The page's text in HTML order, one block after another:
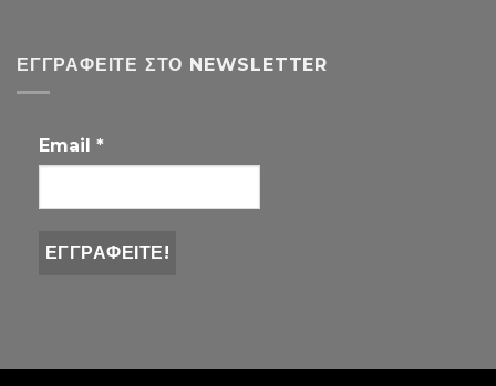
ΕΓΓΡΑΦΕΊΤΕ ΣΤΟ NEWSLETTER
Email *